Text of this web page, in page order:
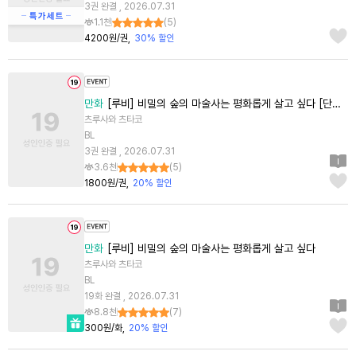
3권 완결 , 2026.07.31
1.1천
(5)
4200원/권
30% 할인
만화 [루비] 비밀의 숲의 마술사는 평화롭게 살고 싶다 [단행본]
츠루사와 츠타코
BL
3권 완결 , 2026.07.31
3.6천
(5)
1800원/권
20% 할인
만화 [루비] 비밀의 숲의 마술사는 평화롭게 살고 싶다
츠루사와 츠타코
BL
19화 완결 , 2026.07.31
8.8천
(7)
300원/화
20% 할인